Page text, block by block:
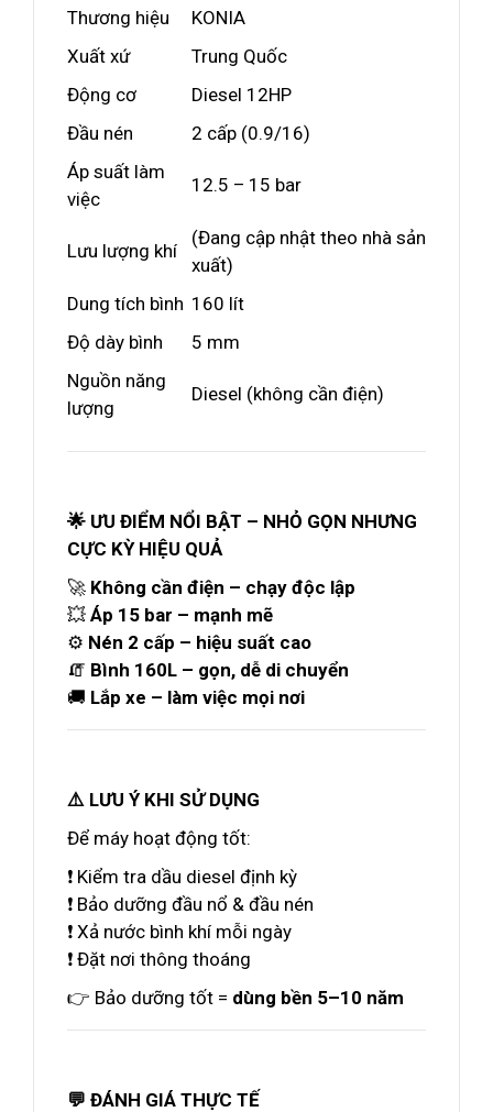
Thương hiệu
KONIA
Xuất xứ
Trung Quốc
Động cơ
Diesel 12HP
Đầu nén
2 cấp (0.9/16)
Áp suất làm
việc
12.5 – 15 bar
Lưu lượng khí
(Đang cập nhật theo nhà sản
xuất)
Dung tích bình 160 lít
Độ dày bình
5 mm
Nguồn năng
lượng
Diesel (không cần điện)
🌟 ƯU ĐIỂM NỔI BẬT – NHỎ GỌN NHƯNG
CỰC KỲ HIỆU QUẢ
🚀 Không cần điện – chạy độc lập
💥 Áp 15 bar – mạnh mẽ
⚙️ Nén 2 cấp – hiệu suất cao
🧯 Bình 160L – gọn, dễ di chuyển
🚚 Lắp xe – làm việc mọi nơi
⚠️ LƯU Ý KHI SỬ DỤNG
Để máy hoạt động tốt:
❗ Kiểm tra dầu diesel định kỳ
❗ Bảo dưỡng đầu nổ & đầu nén
❗ Xả nước bình khí mỗi ngày
❗ Đặt nơi thông thoáng
👉 Bảo dưỡng tốt = dùng bền 5–10 năm
💬 ĐÁNH GIÁ THỰC TẾ